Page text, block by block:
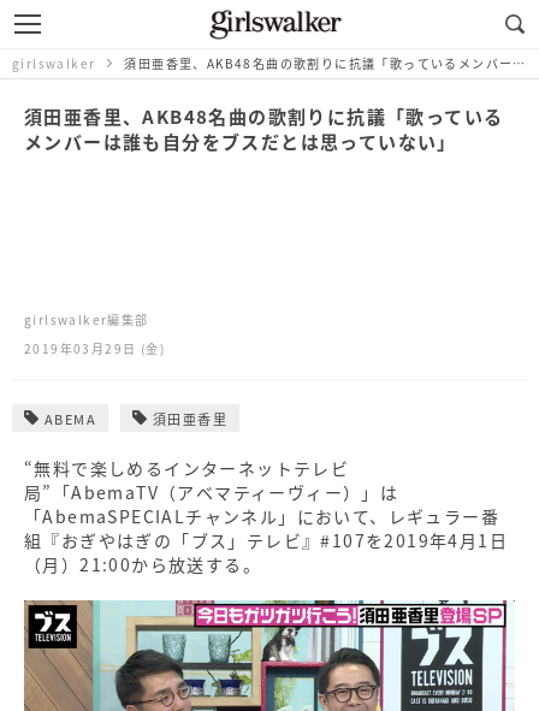
girlswalker 須田亜香里、AKB48名曲の歌割りに抗議「歌っているメンバーは誰も自分をブスだとは思っていない」
須田亜香里、AKB48名曲の歌割りに抗議「歌っている
メンバーは誰も自分をブスだとは思っていない」
girlswalker編集部
2019年03月29日 (金)
ABEMA 須田亜香里
“無料で楽しめるインターネットテレビ
局”「AbemaTV（アベマティーヴィー）」は
「AbemaSPECIALチャンネル」において、レギュラー番
組『おぎやはぎの「ブス」テレビ』#107を2019年4月1日
（月）21:00から放送する。